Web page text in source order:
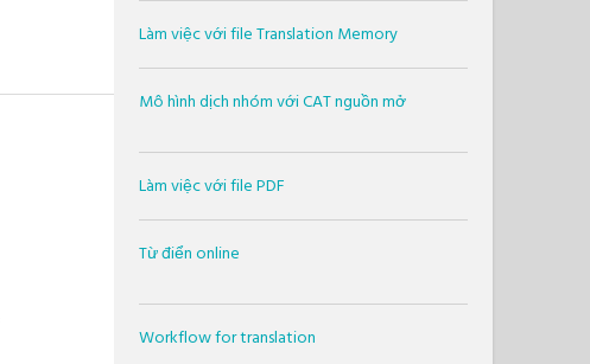
Làm việc với file Translation Memory
Mô hình dịch nhóm với CAT nguồn mở
Làm việc với file PDF
Từ điển online
Workflow for translation